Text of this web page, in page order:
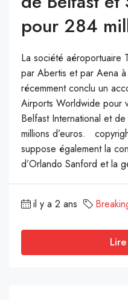
pour 284
La société aéroportuaire
par Abertis et par Aena
récemment conclu un
Airports Worldwide pour
Belfast International et
millions d’euros.
suppose également la
d’Orlando Sanford et la
il y a 2 ans